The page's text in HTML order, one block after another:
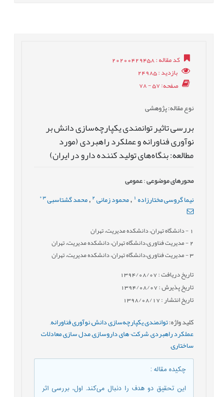
کد مقاله: 20200429458
بازدید: 24985
صفحه: 57 - 78
نوع مقاله: پژوهشی
بررسی تاثیر توانمندی یکپارچه‌سازی دانش بر
نوآوری فناورانه و عملکرد راهبردی (مورد
مطالعه: بنگاه‌های تولید کننده دارو در ایران)
محورهای موضوعی:عمومى
نیما گروسی مختارزاده1
, محمود زمانی 2
, محمد گشتاسبی 3
*
- دانشگاه تهران، دانشکده مدیریت، تهران
2- مدیریت فناوری،دانشگاه تهران، دانشکده مدیریت، تهران
3- مدیریت فناوری،دانشگاه تهران، دانشکده مدیریت، تهران
تاریخ دریافت : 1394/08/07
تاریخ پذیرش : 1394/08/07
تاریخ انتشار : 1398/08/17
کلید واژه:توانمندی یکپارچه‌سازی دانش,نوآوری فناورانه,
عملکرد راهبردی,شرکت¬های داروسازی,مدل سازی معادلات
ساختاری,
چکیده مقاله:
این تحقیق دو هدف را دنبال می‌کند. اول، بررسی اثر